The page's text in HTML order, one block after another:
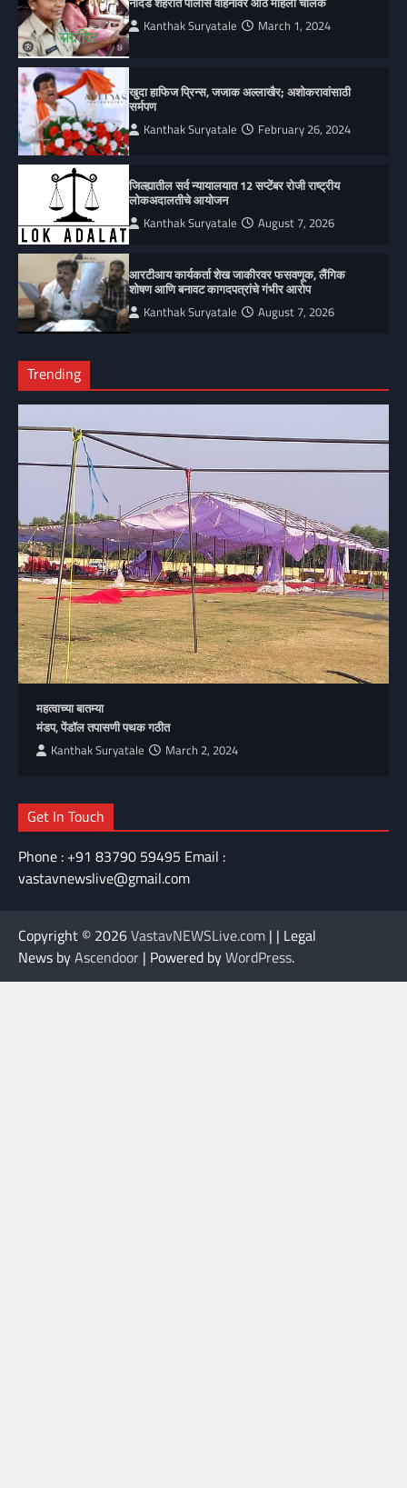
Kanthak Suryatale March 1, 2024
खुदा हाफिज प्रिन्स, जजाक अल्लाखैर; अशोकरावांसाठी
सर्मपण
Kanthak Suryatale February 26, 2024
जिल्ह्यातील सर्व न्यायालयात 12 सप्टेंबर रोजी राष्ट्रीय
लोकअदालतीचे आयोजन
Kanthak Suryatale August 7, 2026
आरटीआय कार्यकर्ता शेख जाकीरवर फसवणूक, लैंगिक
शोषण आणि बनावट कागदपत्रांचे गंभीर आरोप
Kanthak Suryatale August 7, 2026
Trending
महत्वाच्या बातम्या
मंडप, पेंडॉल तपासणी पथक गठीत
Kanthak Suryatale March 2, 2024
Get In Touch
Phone : +91 83790 59495 Email :
vastavnewslive@gmail.com
Copyright © 2026VastavNEWSLive.com | | Legal
News byAscendoor | Powered byWordPress.